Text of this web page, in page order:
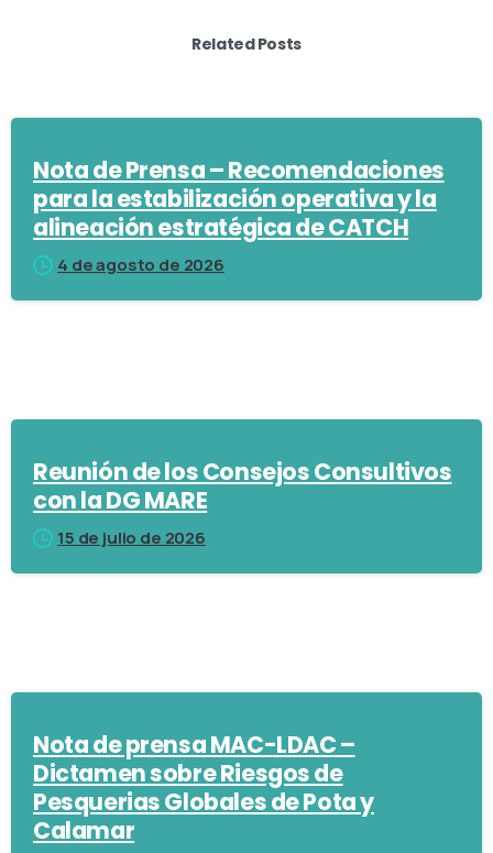
Related Posts
Nota de Prensa – Recomendaciones
para la estabilización operativa y la
alineación estratégica de CATCH
4 de agosto de 2026
Reunión de los Consejos Consultivos
con la DG MARE
15 de julio de 2026
Nota de prensa MAC-LDAC –
Dictamen sobre Riesgos de
Pesquerias Globales de Pota y
Calamar